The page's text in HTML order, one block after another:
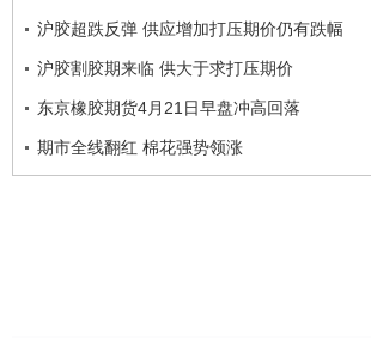
沪胶超跌反弹 供应增加打压期价仍有跌幅
沪胶割胶期来临 供大于求打压期价
东京橡胶期货4月21日早盘冲高回落
期市全线翻红 棉花强势领涨